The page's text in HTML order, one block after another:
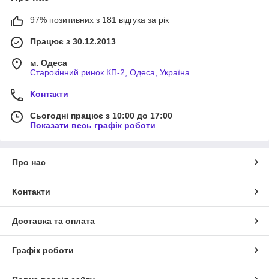
97% позитивних з 181 відгука за рік
Працює з 30.12.2013
м. Одеса
Старокінний ринок КП-2, Одеса, Україна
Контакти
Сьогодні працює з 10:00 до 17:00
Показати весь графік роботи
Про нас
Контакти
Доставка та оплата
Графік роботи